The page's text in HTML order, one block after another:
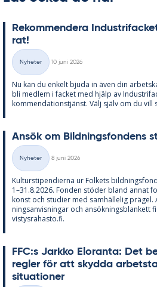
Re­kom­men­de­ra
rat!
Kategorier
Nyheter
10 juni 2026
Nu kan du en­kelt bju­da in även din
bli med­lem i fac­ket med hjälp av
kom­men­da­tions­tjänst. Välj själv om du vill
An­sök om Bild­nings­fon­dens
Kategorier
Nyheter
8 juni 2026
Kul­tursti­pen­di­er­na ur Fol­kets
1–31.8.2026. Fon­den stö­der bland an­nat
konst och stu­di­er med sam­häl­le­lig prä­gel.
nings­an­vis­ning­ar och an­sök­nings­blan­kett
vis­tys­ra­has­to.fi.
FFC:s Jark­ko Elo­ran­ta: Det
reg­ler för att skyd­da
si­tu­a­tio­ner